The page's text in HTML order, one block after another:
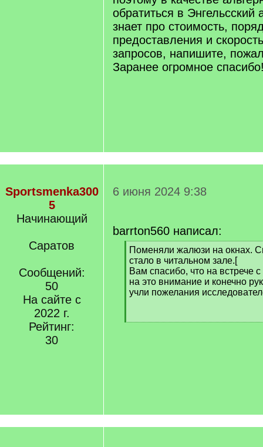
обратиться в Энгельсский
знает про стоимость,
предоставления и
запросов, напишите,
Заранее огромное
Sportsmenka300
5
Начинающий
Саратов
Сообщений:
50
На сайте с
2022 г.
Рейтинг:
30
6 июня 2024 9:38
barrton560 написал:
[
q
]
Поменяли жалюзи на окнах.
стало в читальном зале.[
Вам спасибо, что на встрече
на это внимание и конечно
учли пожелания